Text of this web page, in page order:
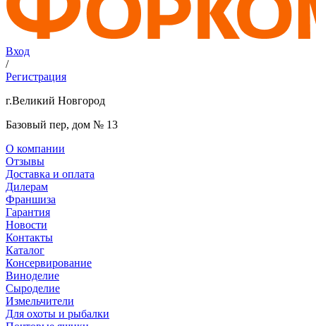
Вход
/
Регистрация
г.Великий Новгород
Базовый пер, дом № 13
О компании
Отзывы
Доставка и оплата
Дилерам
Франшиза
Гарантия
Новости
Контакты
Каталог
Консервирование
Виноделие
Сыроделие
Измельчители
Для охоты и рыбалки